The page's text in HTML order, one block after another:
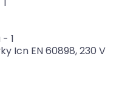
- 1
Icn EN 60898, 230 V